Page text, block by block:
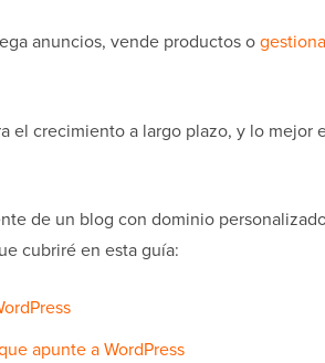
anuncios, vende productos o
el crecimiento a largo plazo, y lo mejor
de un blog con dominio
cubriré en esta guía:
apunte a WordPress